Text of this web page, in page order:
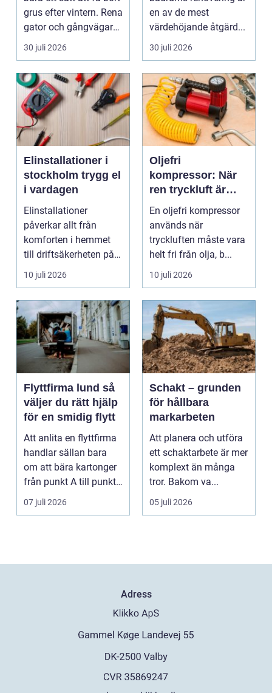
grus efter vintern. Rena
gator och gångvägar
påverka...
30 juli 2026
en av de mest
värdehöjande åtgärd...
30 juli 2026
Elinstallationer i
stockholm trygg el
i vardagen
Elinstallationer
påverkar allt från
komforten i hemmet
till driftsäkerheten på
jobbet. I en växande ...
10 juli 2026
Oljefri
kompressor: När
ren tryckluft är
avgörande
En oljefri kompressor
används när
tryckluften måste vara
helt fri från olja, b...
10 juli 2026
Flyttfirma lund så
väljer du rätt hjälp
för en smidig flytt
Att anlita en flyttfirma
handlar sällan bara
om att bära kartonger
från punkt A till punkt
B. För må...
07 juli 2026
Schakt – grunden
för hållbara
markarbeten
Att planera och utföra
ett schaktarbete är mer
komplext än många
tror. Bakom va...
05 juli 2026
Adress